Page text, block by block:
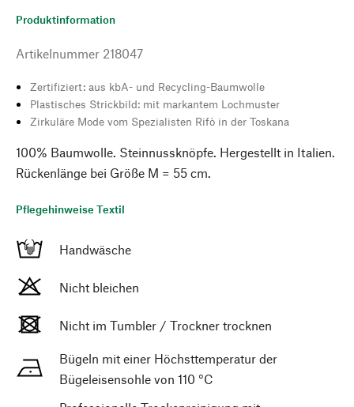
Produktinformation
Artikelnummer 218047
Zertifiziert: aus kbA- und Recycling-Baumwolle
Plastisches Strickbild: mit markantem Lochmuster
Zirkuläre Mode vom Spezialisten Rifò in der Toskana
100% Baumwolle. Steinnussknöpfe. Hergestellt in Italien.
Rückenlänge bei Größe M = 55 cm.
Pflegehinweise Textil
Handwäsche
Nicht bleichen
Nicht im Tumbler / Trockner trocknen
Bügeln mit einer Höchsttemperatur der
Bügeleisensohle von 110 °C